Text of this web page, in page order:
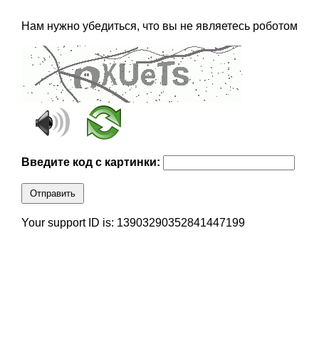
Нам нужно убедиться, что вы не являетесь роботом
Введите код с картинки:
Отправить
Your support ID is: 13903290352841447199